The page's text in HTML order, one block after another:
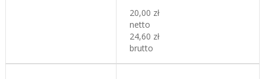
20,00 zł
netto
24,60 zł
brutto